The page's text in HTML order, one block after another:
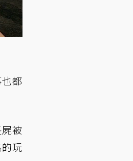
都
被
玩